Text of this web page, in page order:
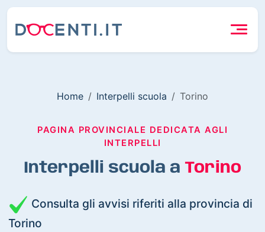
Home Interpelli scuola Torino
PAGINA PROVINCIALE DEDICATA AGLI
INTERPELLI
Interpelli scuola a Torino
Consulta gli avvisi riferiti alla provincia di
Torino